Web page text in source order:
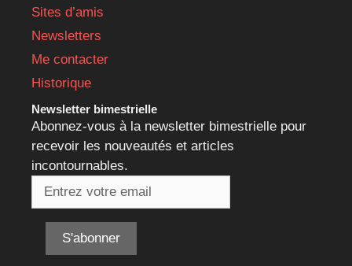
Sites d’amis
Newsletters
Me contacter
Historique
Newsletter bimestrielle
Abonnez-vous à la newsletter bimestrielle pour
recevoir les nouveautés et articles
incontournables.